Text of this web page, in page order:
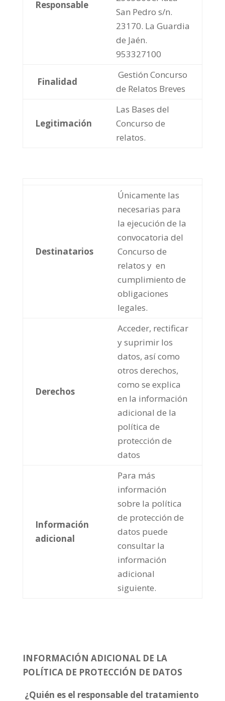
Responsable
San Pedro s/n.
23170. La Guardia
de Jaén.
953327100
Finalidad
Gestión Concurso
de Relatos Breves
Legitimación
Las Bases del
Concurso de
relatos.
Destinatarios
Únicamente las
necesarias para
la ejecución de la
convocatoria del
Concurso de
relatos y en
cumplimiento de
obligaciones
legales.
Derechos
Acceder, rectificar
y suprimir los
datos, así como
otros derechos,
como se explica
en la información
adicional de la
política de
protección de
datos
Información
adicional
Para más
información
sobre la política
de protección de
datos puede
consultar la
información
adicional
siguiente.
INFORMACIÓN ADICIONAL DE LA
POLÍTICA DE PROTECCIÓN DE DATOS
¿Quién es el responsable del tratamiento